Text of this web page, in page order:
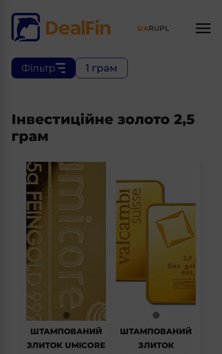
UARUPL
Фільтр 1 грам
Інвестиційне золото 2,5
грам
ШТАМПОВАНИЙ
ЗЛИТОК UMICORE
ШТАМПОВАНИЙ
ЗЛИТОК